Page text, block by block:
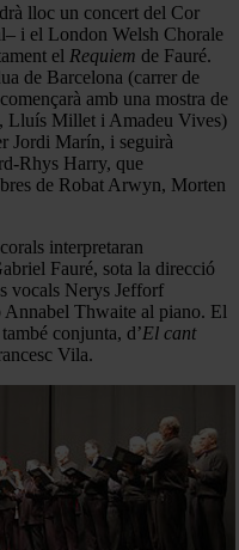
lloc un concert del Cor
i el London Welsh Chorale
el Requiem de Fauré.
de Barcelona (carrer de
amb una mostra de
Lluís Millet i Amadeu Vives)
Jordi Marín, i seguirà
Rhys Harry, que
de Robat Arwyn, Morten
interpretaran
Fauré, sota la direcció
vocals Nerys Jefforf
Thwaite al piano. El
conjunta, d’El cant
Vila.